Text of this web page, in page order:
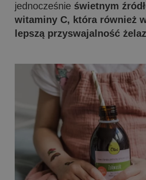
jednocześnie świetnym
witaminy C, która również
lepszą przyswajalność